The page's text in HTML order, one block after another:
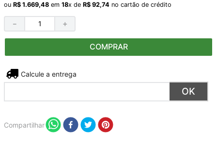
ou R$ 1.669,48 em 18x de R$ 92,74 no cartão de crédito
＋
－
COMPRAR
Não sei meu CEP
Compartilhar